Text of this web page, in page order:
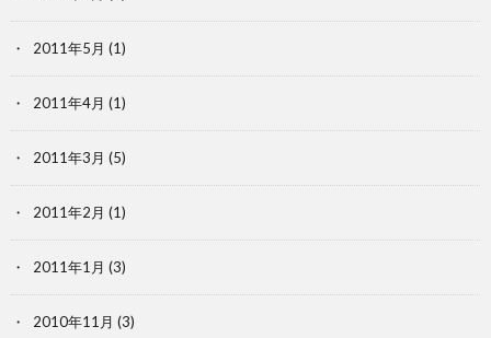
2011年5月 (1)
2011年4月 (1)
2011年3月 (5)
2011年2月 (1)
2011年1月 (3)
2010年11月 (3)